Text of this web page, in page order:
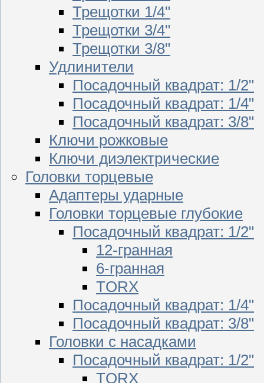
Трещотки 1/4"
Трещотки 3/4"
Трещотки 3/8"
Удлинители
Посадочный квадрат: 1/2"
Посадочный квадрат: 1/4"
Посадочный квадрат: 3/8"
Ключи рожковые
Ключи диэлектрические
Головки торцевые
Адаптеры ударные
Головки торцевые глубокие
Посадочный квадрат: 1/2"
12-гранная
6-гранная
TORX
Посадочный квадрат: 1/4"
Посадочный квадрат: 3/8"
Головки с насадками
Посадочный квадрат: 1/2"
TORX